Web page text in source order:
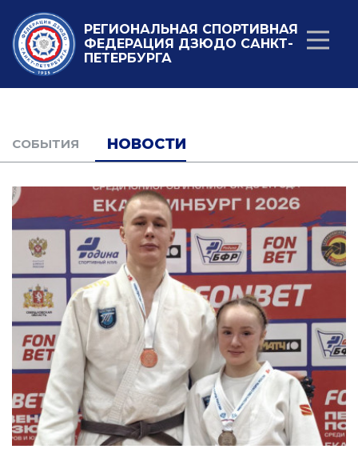
РЕГИОНАЛЬНАЯ СПОРТИВНАЯ
ФЕДЕРАЦИЯ ДЗЮДО САНКТ-
ПЕТЕРБУРГА
CОБЫТИЯ НОВОСТИ